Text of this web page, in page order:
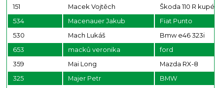
151
Macek Vojtěch
Škoda 110 R kupé
534
Macenauer Jakub
Fiat Punto
530
Mach Lukáš
Bmw e46 323i
653
macků veronika
ford
359
Mai Long
Mazda RX-8
325
Majer Petr
BMW